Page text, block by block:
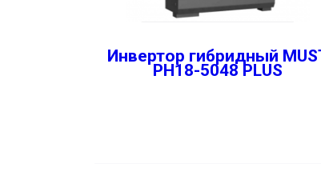
Инвертор гибридный
PH18-5048 PLUS